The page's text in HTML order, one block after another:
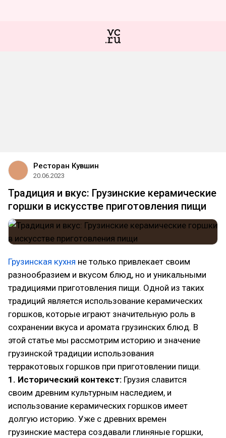
Ресторан Кувшин
20.06.2023
Традиция и вкус: Грузинские керамические
горшки в искусстве приготовления пищи
Грузинская кухня не только привлекает своим
разнообразием и вкусом блюд, но и уникальными
традициями приготовления пищи. Одной из таких
традиций является использование керамических
горшков, которые играют значительную роль в
сохранении вкуса и аромата грузинских блюд. В
этой статье мы рассмотрим историю и значение
грузинской традиции использования
терракотовых горшков при приготовлении пищи.
1. Исторический контекст: Грузия славится
своим древним культурным наследием, и
использование керамических горшков имеет
долгую историю. Уже с древних времен
грузинские мастера создавали глиняные горшки,